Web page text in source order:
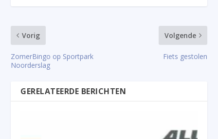
Vorig
ZomerBingo op Sportpark
Noorderslag
Volgende
Fiets gestolen
GERELATEERDE BERICHTEN